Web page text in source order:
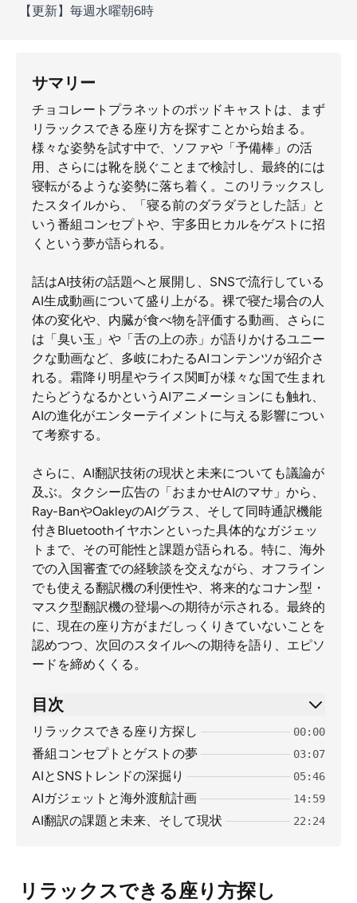
【更新】毎週水曜朝6時
サマリー
チョコレートプラネットのポッドキャストは、まず
リラックスできる座り方を探すことから始まる。
様々な姿勢を試す中で、ソファや「予備棒」の活
用、さらには靴を脱ぐことまで検討し、最終的には
寝転がるような姿勢に落ち着く。このリラックスし
たスタイルから、「寝る前のダラダラとした話」と
いう番組コンセプトや、宇多田ヒカルをゲストに招
くという夢が語られる。
話はAI技術の話題へと展開し、SNSで流行している
AI生成動画について盛り上がる。裸で寝た場合の人
体の変化や、内臓が食べ物を評価する動画、さらに
は「臭い玉」や「舌の上の赤」が語りかけるユニー
クな動画など、多岐にわたるAIコンテンツが紹介さ
れる。霜降り明星やライス関町が様々な国で生まれ
たらどうなるかというAIアニメーションにも触れ、
AIの進化がエンターテイメントに与える影響につい
て考察する。
さらに、AI翻訳技術の現状と未来についても議論が
及ぶ。タクシー広告の「おまかせAIのマサ」から、
Ray-BanやOakleyのAIグラス、そして同時通訳機能
付きBluetoothイヤホンといった具体的なガジェッ
トまで、その可能性と課題が語られる。特に、海外
での入国審査での経験談を交えながら、オフライン
でも使える翻訳機の利便性や、将来的なコナン型・
マスク型翻訳機の登場への期待が示される。最終的
に、現在の座り方がまだしっくりきていないことを
認めつつ、次回のスタイルへの期待を語り、エピソ
ードを締めくくる。
目次
リラックスできる座り方探し 00:00
番組コンセプトとゲストの夢 03:07
AIとSNSトレンドの深掘り 05:46
AIガジェットと海外渡航計画 14:59
AI翻訳の課題と未来、そして現状 22:24
リラックスできる座り方探し